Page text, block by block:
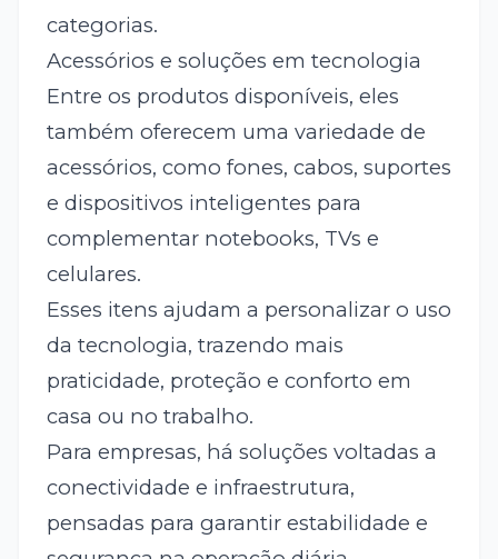
categorias.
Acessórios e soluções em tecnologia
Entre os produtos disponíveis, eles
também oferecem uma variedade de
acessórios, como fones, cabos, suportes
e dispositivos inteligentes para
complementar notebooks, TVs e
celulares.
Esses itens ajudam a personalizar o uso
da tecnologia, trazendo mais
praticidade, proteção e conforto em
casa ou no trabalho.
Para empresas, há soluções voltadas a
conectividade e infraestrutura,
pensadas para garantir estabilidade e